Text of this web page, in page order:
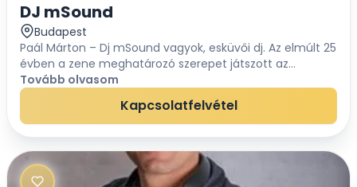
DJ mSound
Budapest
Paál Márton – Dj mSound vagyok, esküvői dj. Az elmúlt 25
évben a zene meghatározó szerepet játszott az
életemben.15 éves koromtól kezdve a figyelmem erősen
a lemezjátszók irányába terelődött, időm...
Tovább olvasom
Kapcsolatfelvétel